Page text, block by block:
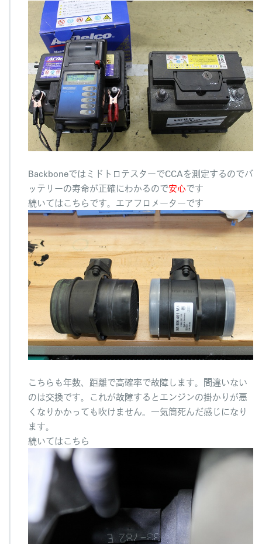
BackboneではミドトロテスターでCCAを測定するのでバ
ッテリーの寿命が正確にわかるので安心です
続いてはこちらです。エアフロメーターです
こちらも年数、距離で高確率で故障します。間違いない
のは交換です。これが故障するとエンジンの掛かりが悪
くなりかかっても吹けません。一気筒死んだ感じになり
ます。
続いてはこちら